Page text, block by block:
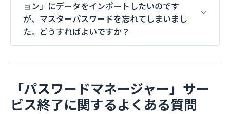
ョン」にデータをインポートしたいのです
が、マスターパスワードを忘れてしまいまし
た。どうすればよいですか？
「パスワードマネージャー」サー
ビス終了に関するよくある質問